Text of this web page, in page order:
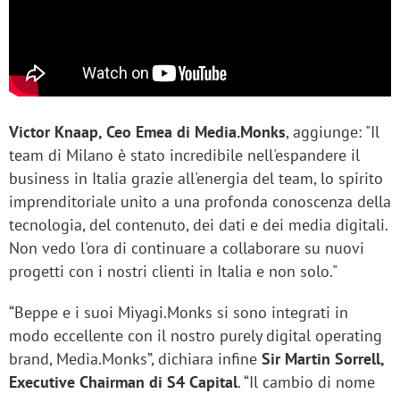
Victor Knaap, Ceo Emea di Media.Monks, aggiunge: "Il
team di Milano è stato incredibile nell'espandere il
business in Italia grazie all'energia del team, lo spirito
imprenditoriale unito a una profonda conoscenza della
tecnologia, del contenuto, dei dati e dei media digitali.
Non vedo l'ora di continuare a collaborare su nuovi
progetti con i nostri clienti in Italia e non solo."
“Beppe e i suoi Miyagi.Monks si sono integrati in
modo eccellente con il nostro purely digital operating
brand, Media.Monks”, dichiara infine Sir Martin Sorrell,
Executive Chairman di S4 Capital. “Il cambio di nome